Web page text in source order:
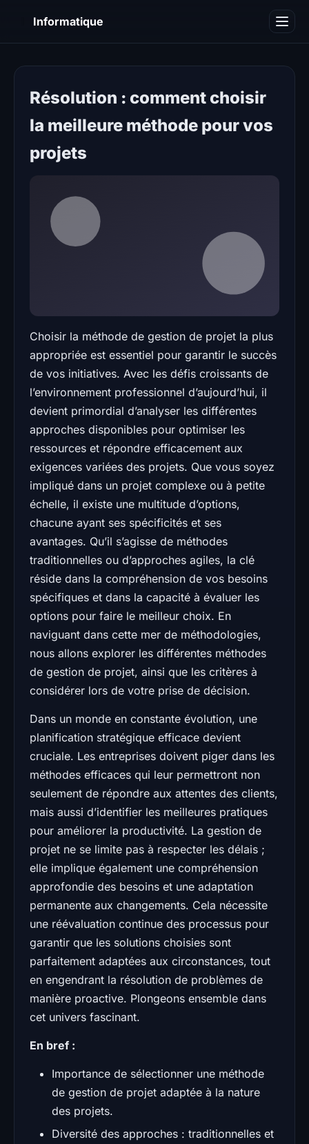
Informatique
Résolution : comment choisir
la meilleure méthode pour vos
projets
Choisir la méthode de gestion de projet la plus
appropriée est essentiel pour garantir le succès
de vos initiatives. Avec les défis croissants de
l’environnement professionnel d’aujourd’hui, il
devient primordial d’analyser les différentes
approches disponibles pour optimiser les
ressources et répondre efficacement aux
exigences variées des projets. Que vous soyez
impliqué dans un projet complexe ou à petite
échelle, il existe une multitude d’options,
chacune ayant ses spécificités et ses
avantages. Qu’il s’agisse de méthodes
traditionnelles ou d’approches agiles, la clé
réside dans la compréhension de vos besoins
spécifiques et dans la capacité à évaluer les
options pour faire le meilleur choix. En
naviguant dans cette mer de méthodologies,
nous allons explorer les différentes méthodes
de gestion de projet, ainsi que les critères à
considérer lors de votre prise de décision.
Dans un monde en constante évolution, une
planification stratégique efficace devient
cruciale. Les entreprises doivent piger dans les
méthodes efficaces qui leur permettront non
seulement de répondre aux attentes des clients,
mais aussi d’identifier les meilleures pratiques
pour améliorer la productivité. La gestion de
projet ne se limite pas à respecter les délais ;
elle implique également une compréhension
approfondie des besoins et une adaptation
permanente aux changements. Cela nécessite
une réévaluation continue des processus pour
garantir que les solutions choisies sont
parfaitement adaptées aux circonstances, tout
en engendrant la résolution de problèmes de
manière proactive. Plongeons ensemble dans
cet univers fascinant.
En bref :
Importance de sélectionner une méthode
de gestion de projet adaptée à la nature
des projets.
Diversité des approches : traditionnelles et